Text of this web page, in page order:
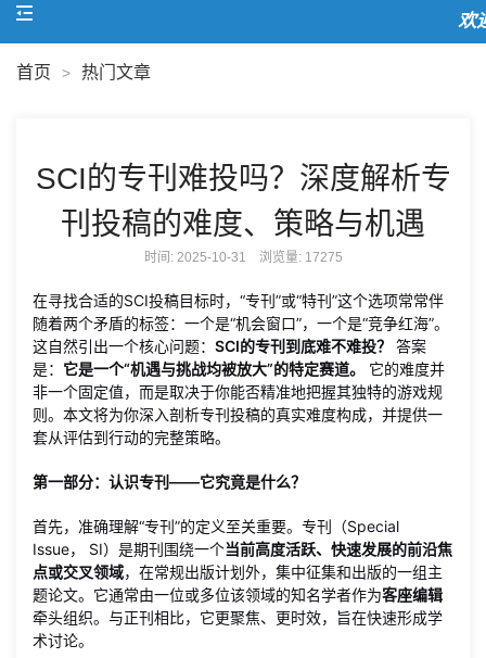
欢
首页 > 热门文章
SCI的专刊难投吗？深度解析专
刊投稿的难度、策略与机遇
时间: 2025-10-31 浏览量: 17275
在寻找合适的SCI投稿目标时，“专刊”或“特刊”这个选项常常伴
随着两个矛盾的标签：一个是“机会窗口”，一个是“竞争红海”。
这自然引出一个核心问题： SCI的专刊到底难不难投？
答案
是： 它是一个“机遇与挑战均被放大”的特定赛道。
它的难度并
非一个固定值，而是取决于你能否精准地把握其独特的游戏规
则。本文将为你深入剖析专刊投稿的真实难度构成，并提供一
套从评估到行动的完整策略。
第一部分：认识专刊——它究竟是什么？
首先，准确理解“专刊”的定义至关重要。专刊（Special
Issue， SI）是期刊围绕一个当前高度活跃、快速发展的前沿焦
点或交叉领域，在常规出版计划外，集中征集和出版的一组主
题论文。它通常由一位或多位该领域的知名学者作为客座编辑
牵头组织。与正刊相比，它更聚焦、更时效，旨在快速形成学
术讨论。